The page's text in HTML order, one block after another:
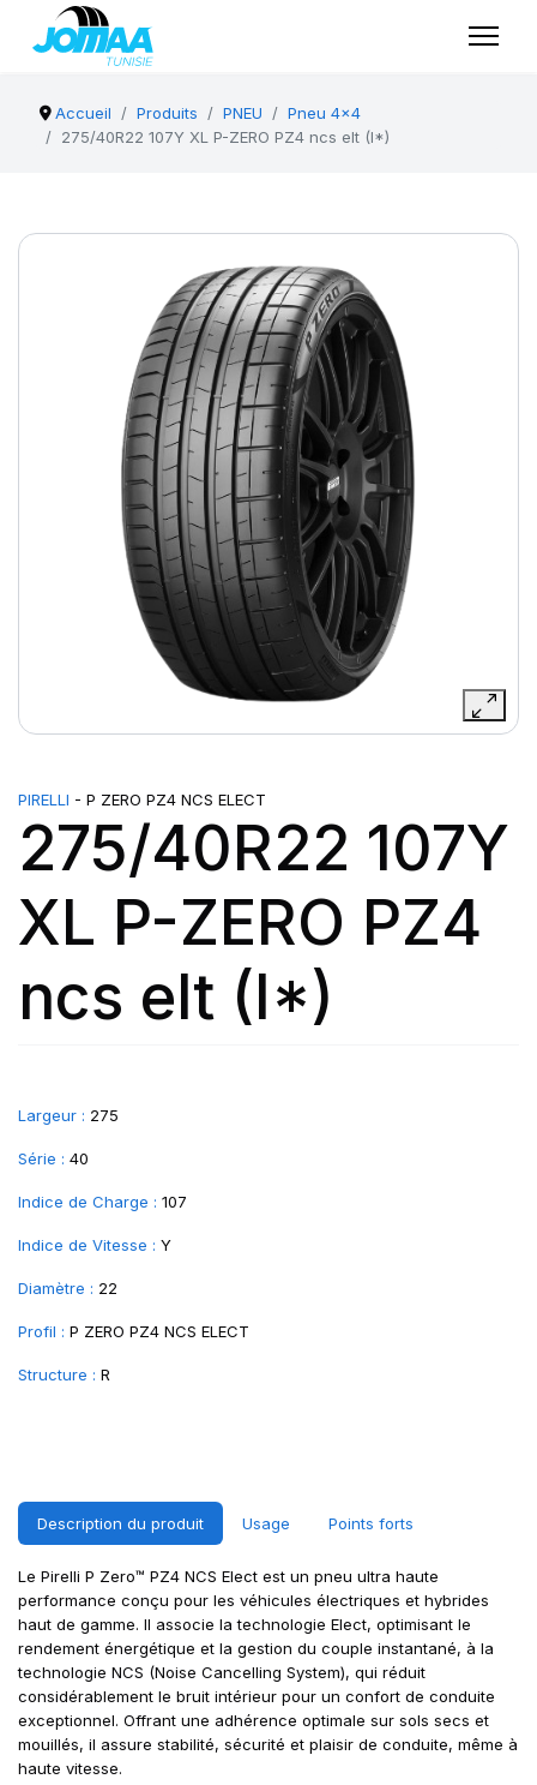
Accueil Produits PNEU
Pneu 4x4
275/40R22 107Y XL P-ZERO PZ4 ncs elt (I*)
PIRELLI - P ZERO PZ4 NCS ELECT
275/40R22 107Y
XL P-ZERO PZ4
ncs elt (I*)
Largeur : 275
Série : 40
Indice de Charge : 107
Indice de Vitesse : Y
Diamètre : 22
Profil : P ZERO PZ4 NCS ELECT
Structure : R
Description du produit Usage Points forts
Le Pirelli P Zero™ PZ4 NCS Elect est un pneu ultra haute
performance conçu pour les véhicules électriques et hybrides
haut de gamme. Il associe la technologie Elect, optimisant le
rendement énergétique et la gestion du couple instantané, à la
technologie NCS (Noise Cancelling System), qui réduit
considérablement le bruit intérieur pour un confort de conduite
exceptionnel. Offrant une adhérence optimale sur sols secs et
mouillés, il assure stabilité, sécurité et plaisir de conduite, même à
haute vitesse.